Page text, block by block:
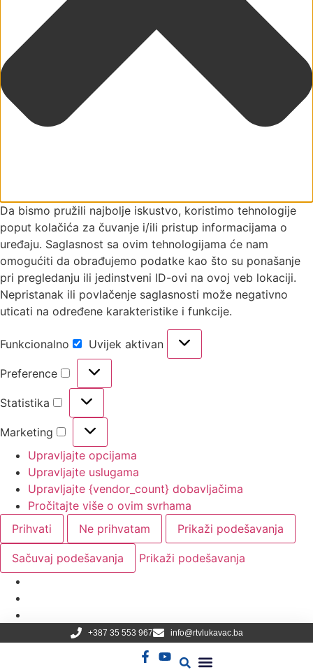
Da bismo pružili najbolje iskustvo, koristimo tehnologije
poput kolačića za čuvanje i/ili pristup informacijama o
uređaju. Saglasnost sa ovim tehnologijama će nam
omogućiti da obrađujemo podatke kao što su ponašanje
pri pregledanju ili jedinstveni ID-ovi na ovoj veb lokaciji.
Nepristanak ili povlačenje saglasnosti može negativno
uticati na određene karakteristike i funkcije.
Funkcionalno Uvijek aktivan
Preference
Statistika
Marketing
Upravljajte opcijama
Upravljajte uslugama
Upravljajte {vendor_count} dobavljačima
Pročitajte više o ovim svrhama
Prihvati
Ne prihvatam Prikaži podešavanja
Sačuvaj podešavanja Prikaži podešavanja
+387 35 553 967 info@rtvlukavac.ba